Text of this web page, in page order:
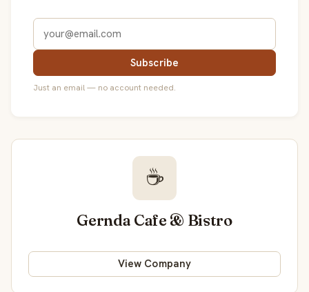
Subscribe
Just an email — no account needed.
☕
Gernda Cafe & Bistro
View Company